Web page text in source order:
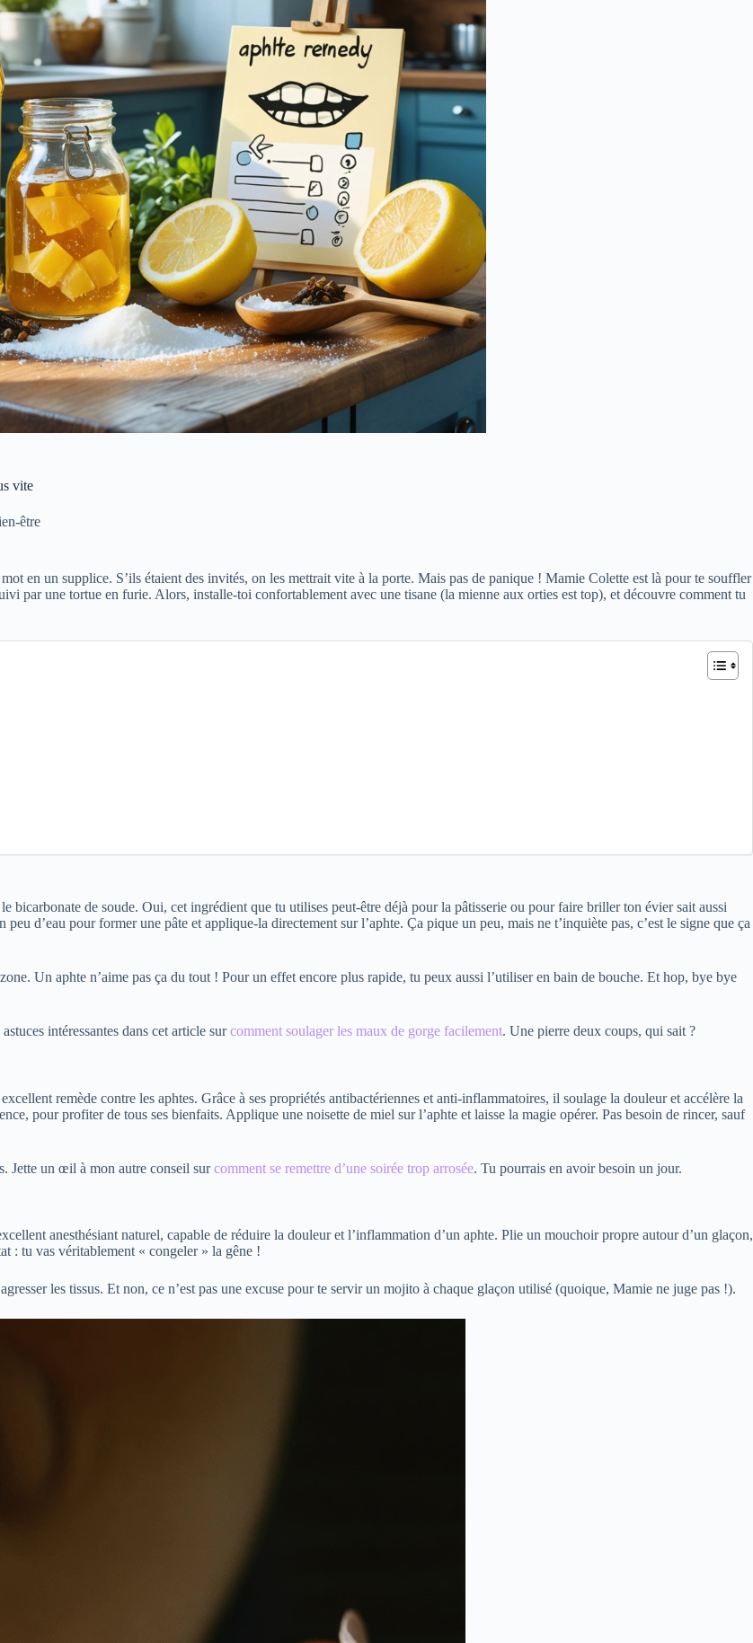
vite
être
en un supplice. S’ils étaient des invités, on les mettrait vite à la porte. Mais pas de panique ! Mamie Colette est là pour te souffler
par une tortue en furie. Alors, installe-toi confortablement avec une tisane (la mienne aux orties est top), et découvre comment tu
bicarbonate de soude. Oui, cet ingrédient que tu utilises peut-être déjà pour la pâtisserie ou pour faire briller ton évier sait aussi
d’eau pour former une pâte et applique-la directement sur l’aphte. Ça pique un peu, mais ne t’inquiète pas, c’est le signe que ça
Un aphte n’aime pas ça du tout ! Pour un effet encore plus rapide, tu peux aussi l’utiliser en bain de bouche. Et hop, bye bye
intéressantes dans cet article surcomment soulager les maux de gorge facilement. Une pierre deux coups, qui sait ?
remède contre les aphtes. Grâce à ses propriétés antibactériennes et anti-inflammatoires, il soulage la douleur et accélère la
pour profiter de tous ses bienfaits. Applique une noisette de miel sur l’aphte et laisse la magie opérer. Pas besoin de rincer, sauf
Jette un œil à mon autre conseil surcomment se remettre d’une soirée trop arrosée. Tu pourrais en avoir besoin un jour.
anesthésiant naturel, capable de réduire la douleur et l’inflammation d’un aphte. Plie un mouchoir propre autour d’un glaçon,
: tu vas véritablement « congeler » la gêne !
les tissus. Et non, ce n’est pas une excuse pour te servir un mojito à chaque glaçon utilisé (quoique, Mamie ne juge pas !).